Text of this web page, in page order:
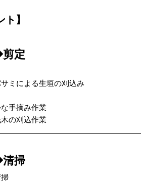
ト】
定
ミによる生垣の刈込み
手摘み作業
の刈込作業
掃